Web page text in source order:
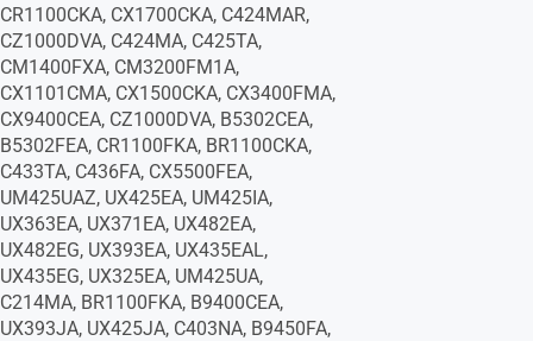
CR1100CKA, CX1700CKA, C424MAR,
CZ1000DVA, C424MA, C425TA,
CM1400FXA, CM3200FM1A,
CX1101CMA, CX1500CKA, CX3400FMA,
CX9400CEA, CZ1000DVA, B5302CEA,
B5302FEA, CR1100FKA, BR1100CKA,
C433TA, C436FA, CX5500FEA,
UM425UAZ, UX425EA, UM425IA,
UX363EA, UX371EA, UX482EA,
UX482EG, UX393EA, UX435EAL,
UX435EG, UX325EA, UM425UA,
C214MA, BR1100FKA, B9400CEA,
UX393JA, UX425JA, C403NA, B9450FA,